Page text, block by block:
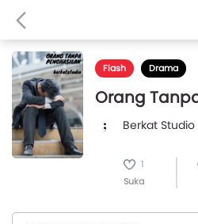
Flash Drama
Orang
Berkat Studio
1
Suka